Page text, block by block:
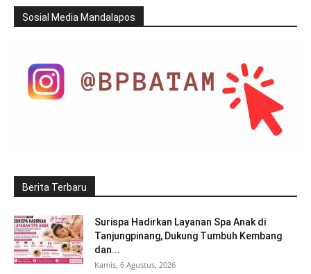
Sosial Media Mandalapos
Berita Terbaru
Surispa Hadirkan Layanan Spa Anak di
Tanjungpinang, Dukung Tumbuh Kembang
dan...
Kamis, 6 Agustus, 2026